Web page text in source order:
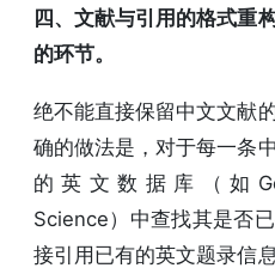
四、文献与引用的格式重
的环节。
绝不能直接保留中文文献
确的做法是，对于每一条
的英文数据库（如
Science）中查找其是否
接引用已有的英文题录信